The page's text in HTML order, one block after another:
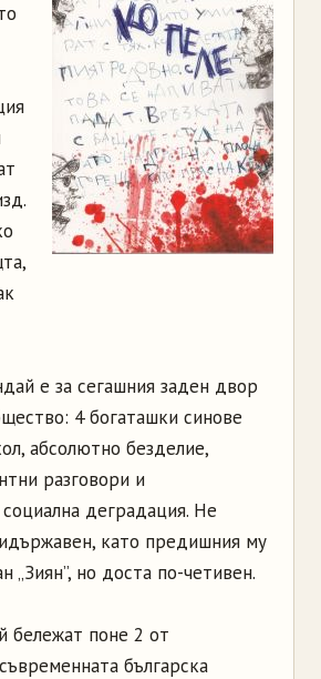
е за сегашния заден двор
4 богаташки синове
абсолютно безделие,
разговори и
деградация. Не
като предишния му
„Зиян”, но доста по-четивен.
бележат поне 2 от
българска